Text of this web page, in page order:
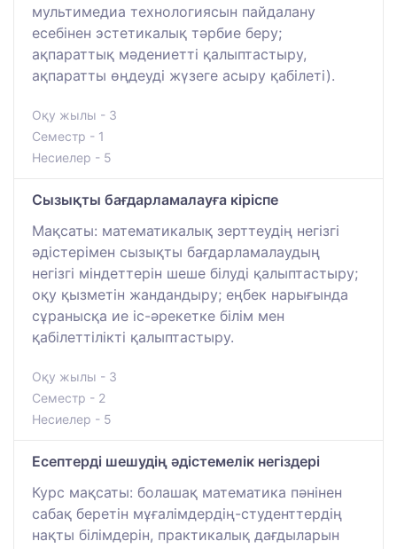
мультимедиа технологиясын пайдалану
есебінен эстетикалық тәрбие беру;
ақпараттық мәдениетті қалыптастыру,
ақпаратты өңдеуді жүзеге асыру қабілеті).
Оқу жылы - 3
Семестр - 1
Несиелер - 5
Сызықты бағдарламалауға кіріспе
Мақсаты: математикалық зерттеудің негізгі
әдістерімен сызықты бағдарламалаудың
негізгі міндеттерін шеше білуді қалыптастыру;
оқу қызметін жандандыру; еңбек нарығында
сұранысқа ие іс-әрекетке білім мен
қабілеттілікті қалыптастыру.
Оқу жылы - 3
Семестр - 2
Несиелер - 5
Есептерді шешудің әдістемелік негіздері
Курс мақсаты: болашақ математика пәнінен
сабақ беретін мұғалімдердің-студенттердің
нақты білімдерін, практикалық дағдыларын